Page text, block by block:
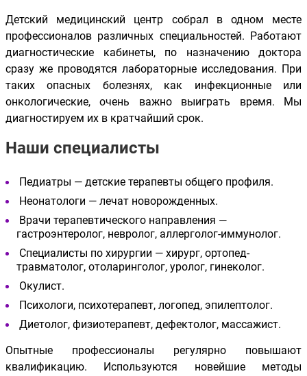
Детский медицинский центр собрал в одном месте
профессионалов различных специальностей. Работают
диагностические кабинеты, по назначению доктора
сразу же проводятся лабораторные исследования. При
таких опасных болезнях, как инфекционные или
онкологические, очень важно выиграть время. Мы
диагностируем их в кратчайший срок.
Наши специалисты
Педиатры — детские терапевты общего профиля.
Неонатологи — лечат новорожденных.
Врачи терапевтического направления —
гастроэнтеролог, невролог, аллерголог-иммунолог.
Специалисты по хирургии — хирург, ортопед-
травматолог, отоларинголог, уролог, гинеколог.
Окулист.
Психологи, психотерапевт, логопед, эпилептолог.
Диетолог, физиотерапевт, дефектолог, массажист.
Опытные профессионалы регулярно повышают
квалификацию. Используются новейшие методы